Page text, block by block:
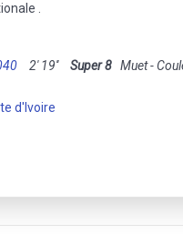
.
2' 19'' Super 8 Muet -
d'Ivoire